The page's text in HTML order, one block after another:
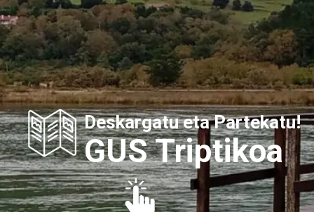
Deskargatu eta Partekatu!
GUS Triptikoa